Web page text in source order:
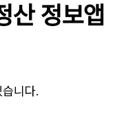
산 정보앱
니다.